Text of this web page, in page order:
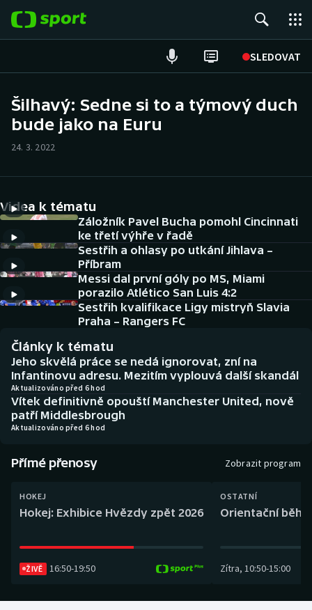
SLEDOVAT
Hokej
Cyklistika
DALŠÍ SPORTY
Americký fotbal
Baseball a softbal
Basketbal
Biatlon
Boby a skeleton
Box
Dostihy
NEPŘEHLÉDNĚTE
Historické návraty
Aplikace ČT sport
AZ kvíz
Šilhavý: Sedne si to a týmový duch
bude jako na Euru
24. 3. 2022
Videa k tématu
Záložník Pavel Bucha pomohl Cincinnati
ke třetí výhře v řadě
Sestřih a ohlasy po utkání Jihlava –
Příbram
Messi dal první góly po MS, Miami
porazilo Atlético San Luis 4:2
Sestřih kvalifikace Ligy mistryň Slavia
Praha – Rangers FC
Články k tématu
Jeho skvělá práce se nedá ignorovat, zní na
Infantinovu adresu. Mezitím vyplouvá další skandál
Aktualizováno před 6 hod
Vítek definitivně opouští Manchester United, nově
patří Middlesbrough
Aktualizováno před 6 hod
Přímé přenosy Zobrazit program
HOKEJ
Hokej: Exhibice Hvězdy zpět 2026
ŽIVĚ 16:50-19:50
OSTATNÍ
Orientační běh:
Zítra, 10:50-15:00